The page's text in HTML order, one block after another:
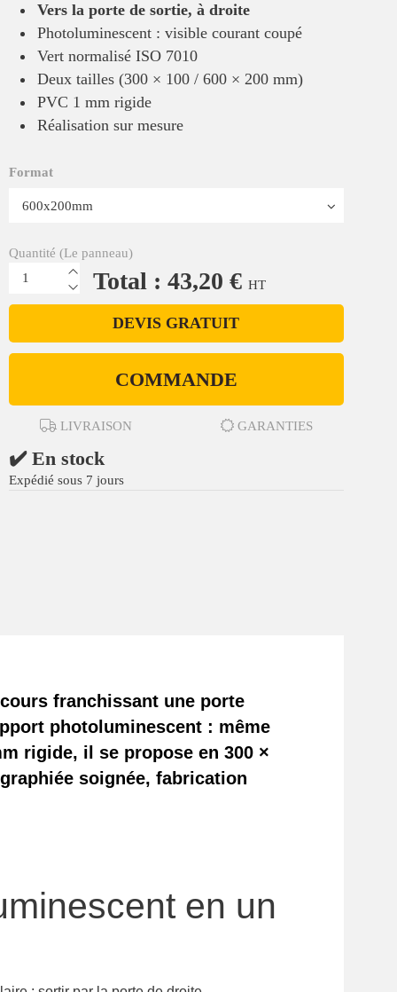
Vers la porte de sortie, à droite
Photoluminescent : visible courant coupé
Vert normalisé ISO 7010
Deux tailles (300 × 100 / 600 × 200 mm)
PVC 1 mm rigide
Réalisation sur mesure
Format
Quantité (Le panneau)
Total : 43,20 € HT
DEVIS GRATUIT
COMMANDE
LIVRAISON GARANTIES
✔️ En stock
Expédié sous 7 jours
franchissant une porte
photoluminescent : même
rigide, il se propose en 300 ×
soignée, fabrication
en un